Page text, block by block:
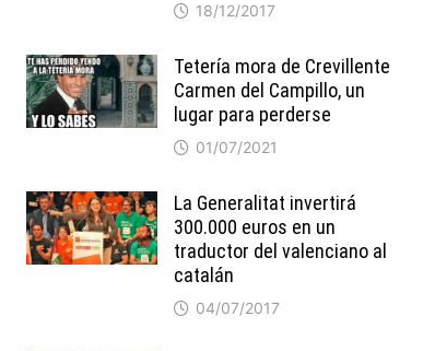
18/12/2017
Tetería mora de Crevillente
Carmen del Campillo, un
lugar para perderse
01/07/2021
La Generalitat invertirá
300.000 euros en un
traductor del valenciano al
catalán
04/07/2017